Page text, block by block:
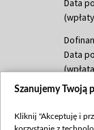
Data
Data
Szanujemy Twoją
Kliknij "Akceptuję i